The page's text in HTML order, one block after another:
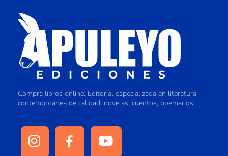
Compra libros online. Editorial especializada en literatura
contemporánea de calidad: novelas, cuentos, poemarios.